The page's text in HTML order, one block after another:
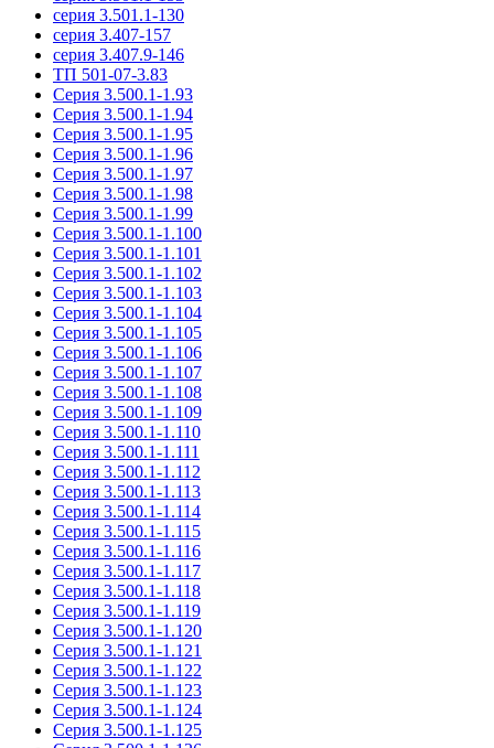
серия 3.501.1-130
серия 3.407-157
серия 3.407.9-146
ТП 501-07-3.83
Серия 3.500.1-1.93
Серия 3.500.1-1.94
Серия 3.500.1-1.95
Серия 3.500.1-1.96
Серия 3.500.1-1.97
Серия 3.500.1-1.98
Серия 3.500.1-1.99
Серия 3.500.1-1.100
Серия 3.500.1-1.101
Серия 3.500.1-1.102
Серия 3.500.1-1.103
Серия 3.500.1-1.104
Серия 3.500.1-1.105
Серия 3.500.1-1.106
Серия 3.500.1-1.107
Серия 3.500.1-1.108
Серия 3.500.1-1.109
Серия 3.500.1-1.110
Серия 3.500.1-1.111
Серия 3.500.1-1.112
Серия 3.500.1-1.113
Серия 3.500.1-1.114
Серия 3.500.1-1.115
Серия 3.500.1-1.116
Серия 3.500.1-1.117
Серия 3.500.1-1.118
Серия 3.500.1-1.119
Серия 3.500.1-1.120
Серия 3.500.1-1.121
Серия 3.500.1-1.122
Серия 3.500.1-1.123
Серия 3.500.1-1.124
Серия 3.500.1-1.125